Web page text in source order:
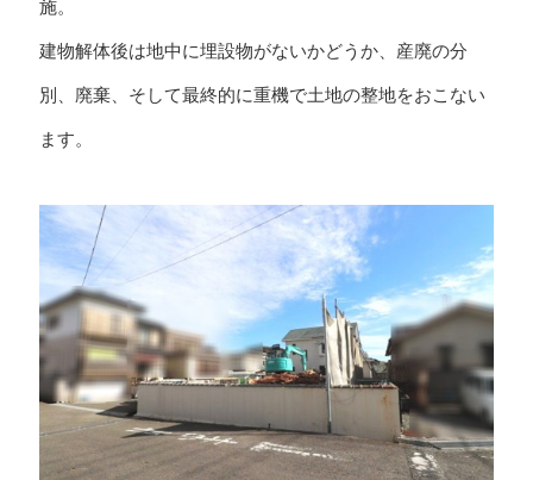
施。
建物解体後は地中に埋設物がないかどうか、産廃の分
別、廃棄、そして最終的に重機で土地の整地をおこない
ます。